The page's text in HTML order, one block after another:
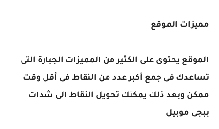
مميزات الموقع
الموقع يحتوى على الكثير من المميزات الجبارة التى
تساعدك فى جمع أكبر عدد من النقاط فى أقل وقت
ممكن وبعد ذلك يمكنك تحويل النقاط الى شدات
ببجى موبيل